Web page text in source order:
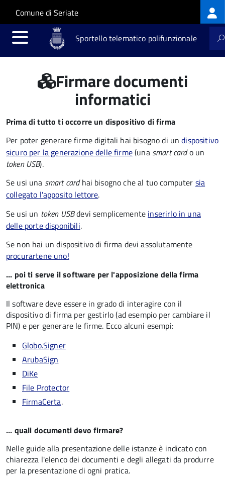
Salta al contenuto principale
Skip to site navigation
Comune di Seriate
Sportello telematico polifunzionale
Firmare documenti
informatici
Prima di tutto ti occorre un dispositivo di firma
Per poter generare firme digitali hai bisogno di undispositivo
sicuro per la generazione delle firme(una smart cardo un
token USB).
Se usi una smart cardhai bisogno che al tuo computer sia
collegato l'apposito lettore.
Se usi un token USBdevi semplicemente inserirlo in una
delle porte disponibili.
Se non hai un dispositivo di firma devi assolutamente
procurartene uno!
... poi ti serve il software per l'apposizione della firma
elettronica
Il software deve essere in grado di interagire con il
dispositivo di firma per gestirlo (ad esempio per cambiare il
PIN) e per generare le firme. Ecco alcuni esempi:
Globo.Signer
ArubaSign
DiKe
File Protector
FirmaCerta.
... quali documenti devo firmare?
Nelle guide alla presentazione delle istanze è indicato con
chiarezza l'elenco dei documenti e degli allegati da produrre
per la presentazione di ogni pratica.